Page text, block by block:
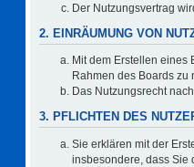
Der Nutzungsvertrag
2. EINRÄUMUNG VON
Mit dem Erstellen eines
Rahmen des Boards zu
Das Nutzungsrecht
3. PFLICHTEN DES
Sie erklären mit der
insbesondere, dass Sie